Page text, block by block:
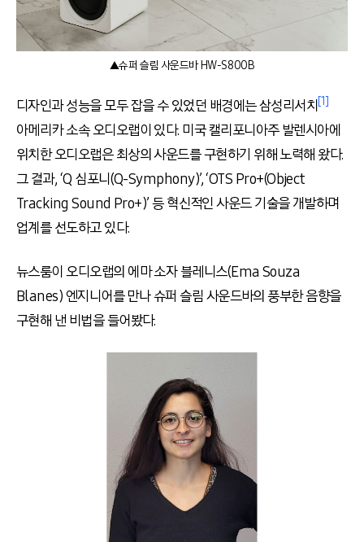
▲슈퍼 슬림 사운드바 HW-S800B
디자인과 성능을 모두 잡을 수 있었던 배경에는 삼성리서치[1]
아메리카 소속 오디오랩이 있다. 미국 캘리포니아주 발렌시아에
위치한 오디오랩은 최상의 사운드를 구현하기 위해 노력해 왔다.
그 결과,‘Q 심포니(Q-Symphony)’,‘OTS Pro+(Object
Tracking Sound Pro+)’등 혁신적인 사운드 기술을 개발하며
업계를 선도하고 있다.
뉴스룸이 오디오랩의 에마 소자 블레니스(Ema Souza
Blanes)엔지니어를 만나 슈퍼 슬림 사운드바의 풍부한 음향을
구현해 낸 비법을 들어봤다.